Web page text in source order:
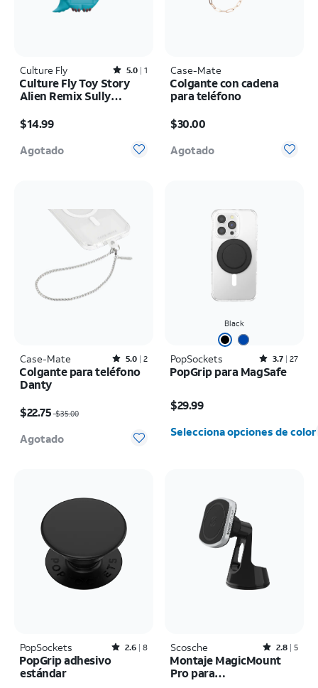
Culture Fly Rated5out of 5 stars with1reviews
5.0 1
Culture Fly Toy Story
Alien Remix Sully
$14.99
Agotado
Case-Mate
Colgante con cadena
para teléfono
$30.00
Agotado
Case-Mate Rated5out of 5 stars with2reviews
5.0 2
Colgante para teléfono
Danty
$22.75$35.00
Agotado
Black
PopSockets Rated3.7out of 5 stars with27reviews
3.7 27
PopGrip para MagSafe
$29.99
Selecciona opciones de color
PopSockets Rated2.6out of 5 stars with8reviews
2.6 8
PopGrip adhesivo
estándar
Scosche Rated2.8out of 5 stars with5reviews
2.8 5
Montaje MagicMount
Pro para